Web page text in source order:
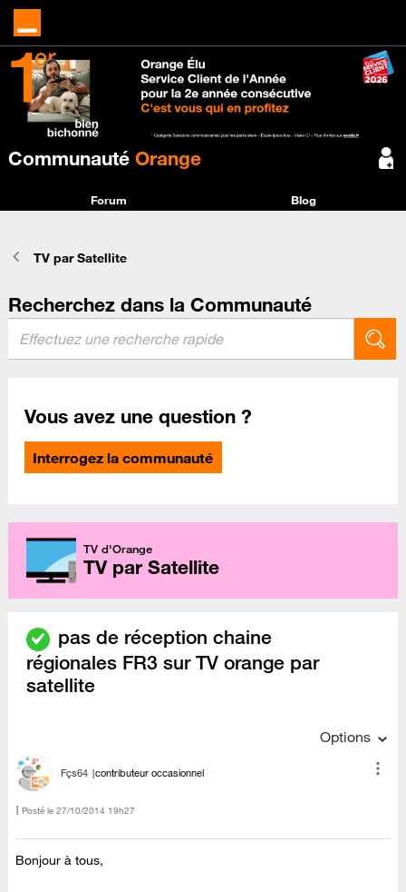
Communauté Orange
Forum Blog
TV par Satellite
Recherchez dans la Communauté
Vous avez une question ?
Interrogez la communauté
TV d'Orange
TV par Satellite
pas de réception chaine
régionales FR3 sur TV orange par
satellite
Options
Fçs64 contributeur occasionnel
Posté le ‎27/10/2014 19h27
Bonjour à tous,